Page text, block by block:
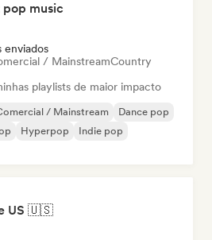
music
enviados
/ MainstreamCountry
playlists de maior impacto
/ Mainstream
Dance pop
Hyperpop
Indie pop
US 🇺🇸